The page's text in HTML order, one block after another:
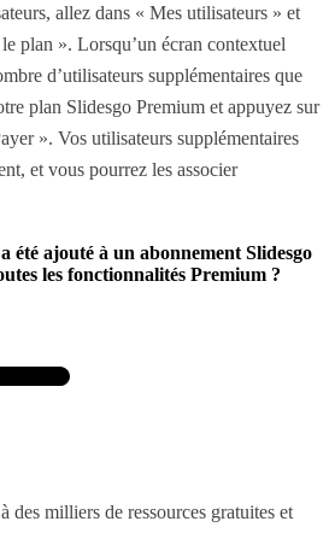
allez dans « Mes utilisateurs » et
plan ». Lorsqu’un écran contextuel
d’utilisateurs supplémentaires que
plan Slidesgo Premium et appuyez sur
». Vos utilisateurs supplémentaires
et vous pourrez les associer
été ajouté à un abonnement Slidesgo
les fonctionnalités Premium ?
des milliers de ressources gratuites et